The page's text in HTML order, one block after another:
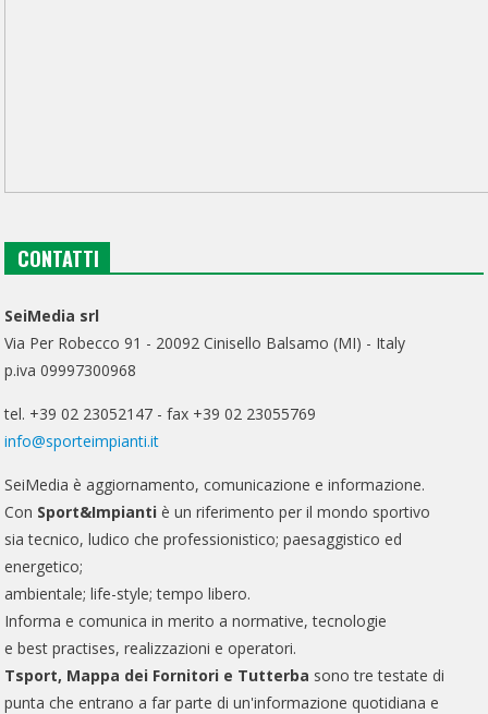
CONTATTI
SeiMedia srl
Via Per Robecco 91 - 20092 Cinisello Balsamo (MI) - Italy
p.iva 09997300968
tel. +39 02 23052147 - fax +39 02 23055769
info@sporteimpianti.it
SeiMedia è aggiornamento, comunicazione e informazione.
Con Sport&Impianti è un riferimento per il mondo sportivo
sia tecnico, ludico che professionistico; paesaggistico ed
energetico;
ambientale; life-style; tempo libero.
Informa e comunica in merito a normative, tecnologie
e best practises, realizzazioni e operatori.
Tsport, Mappa dei Fornitori e Tutterba sono tre testate di
punta che entrano a far parte di un'informazione quotidiana e